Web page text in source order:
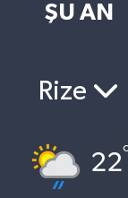
ŞU AN
Rize
22